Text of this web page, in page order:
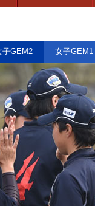
子GEM2 女子GEM1